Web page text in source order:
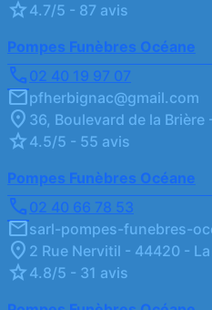
4.7/5 - 87 avis
Pompes Funèbres Océane
02 40 19 97 07
pfherbignac@gmail.com
36, Boulevard de la
4.5/5 - 55 avis
Pompes Funèbres Océane
02 40 66 78 53
sarl-pompes-funebres-
2 Rue Nervitil - 44420 -
4.8/5 - 31 avis